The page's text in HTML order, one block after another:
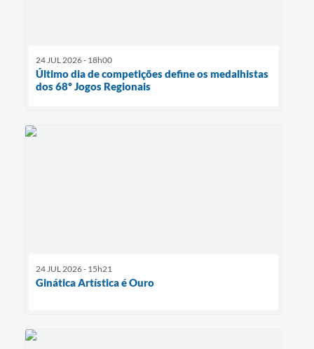
24 JUL 2026 - 18h00
Último dia de competições define os medalhistas
dos 68º Jogos Regionais
24 JUL 2026 - 15h21
Ginática Artística é Ouro